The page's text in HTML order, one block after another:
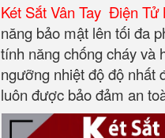
Két Sắt Vân Tay Điện
năng bảo mật lên tối đa
tính năng chống cháy và
ngưỡng nhiệt độ độ nhất
luôn được bảo đảm an